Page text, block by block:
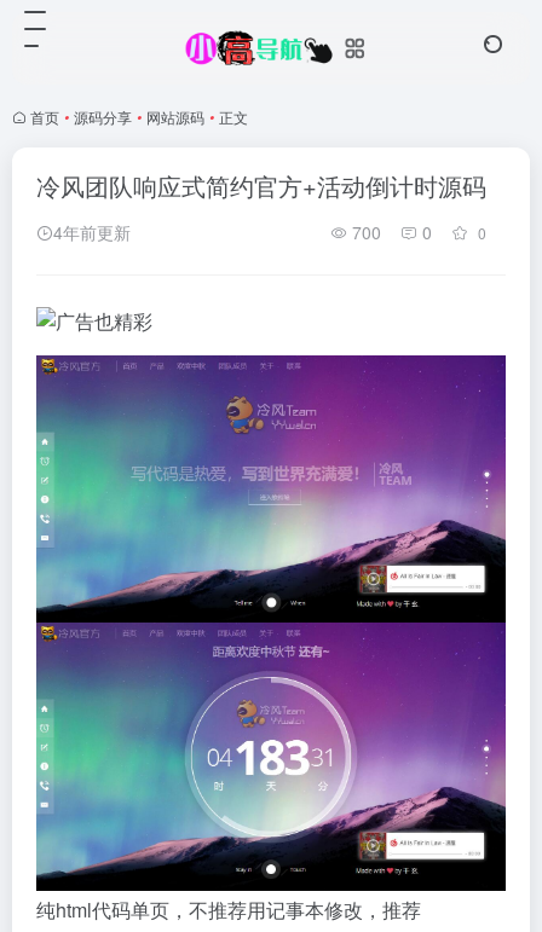
首页 • 源码分享 • 网站源码 • 正文
冷风团队响应式简约官方+活动倒计时源码
4年前更新 700 0 0
纯html代码单页，不推荐用记事本修改，推荐